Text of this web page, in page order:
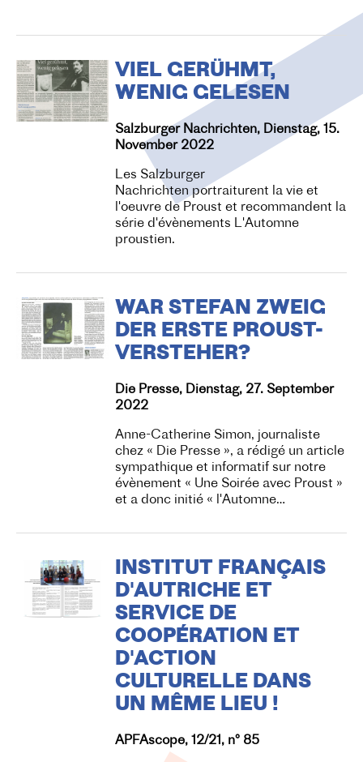
VIEL GERÜHMT,
WENIG GELESEN
Salzburger Nachrichten, Dienstag, 15.
November 2022
Les Salzburger
Nachrichten portraiturent la vie et
l'oeuvre de Proust et recommandent la
série d'évènements L'Automne
proustien.
WAR STEFAN ZWEIG
DER ERSTE PROUST-
VERSTEHER?
Die Presse, Dienstag, 27. September
2022
Anne-Catherine Simon, journaliste
chez « Die Presse », a rédigé un article
sympathique et informatif sur notre
évènement « Une Soirée avec Proust »
et a donc initié « l'Automne…
INSTITUT FRANÇAIS
D'AUTRICHE ET
SERVICE DE
COOPÉRATION ET
D'ACTION
CULTURELLE DANS
UN MÊME LIEU !
APFAscope, 12/21, n° 85